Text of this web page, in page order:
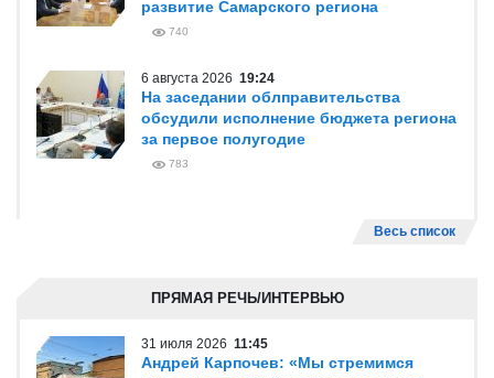
развитие Самарского региона
740
6 августа 2026 19:24
На заседании облправительства
обсудили исполнение бюджета региона
за первое полугодие
783
Весь список
ПРЯМАЯ РЕЧЬ/ИНТЕРВЬЮ
31 июля 2026 11:45
Андрей Карпочев: «Мы стремимся